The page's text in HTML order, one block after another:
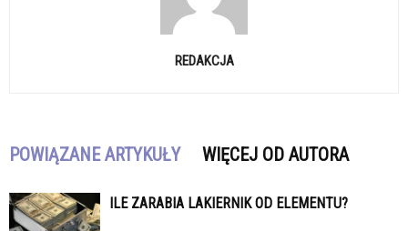
REDAKCJA
POWIĄZANE ARTYKUŁY WIĘCEJ OD AUTORA
ILE ZARABIA LAKIERNIK OD ELEMENTU?